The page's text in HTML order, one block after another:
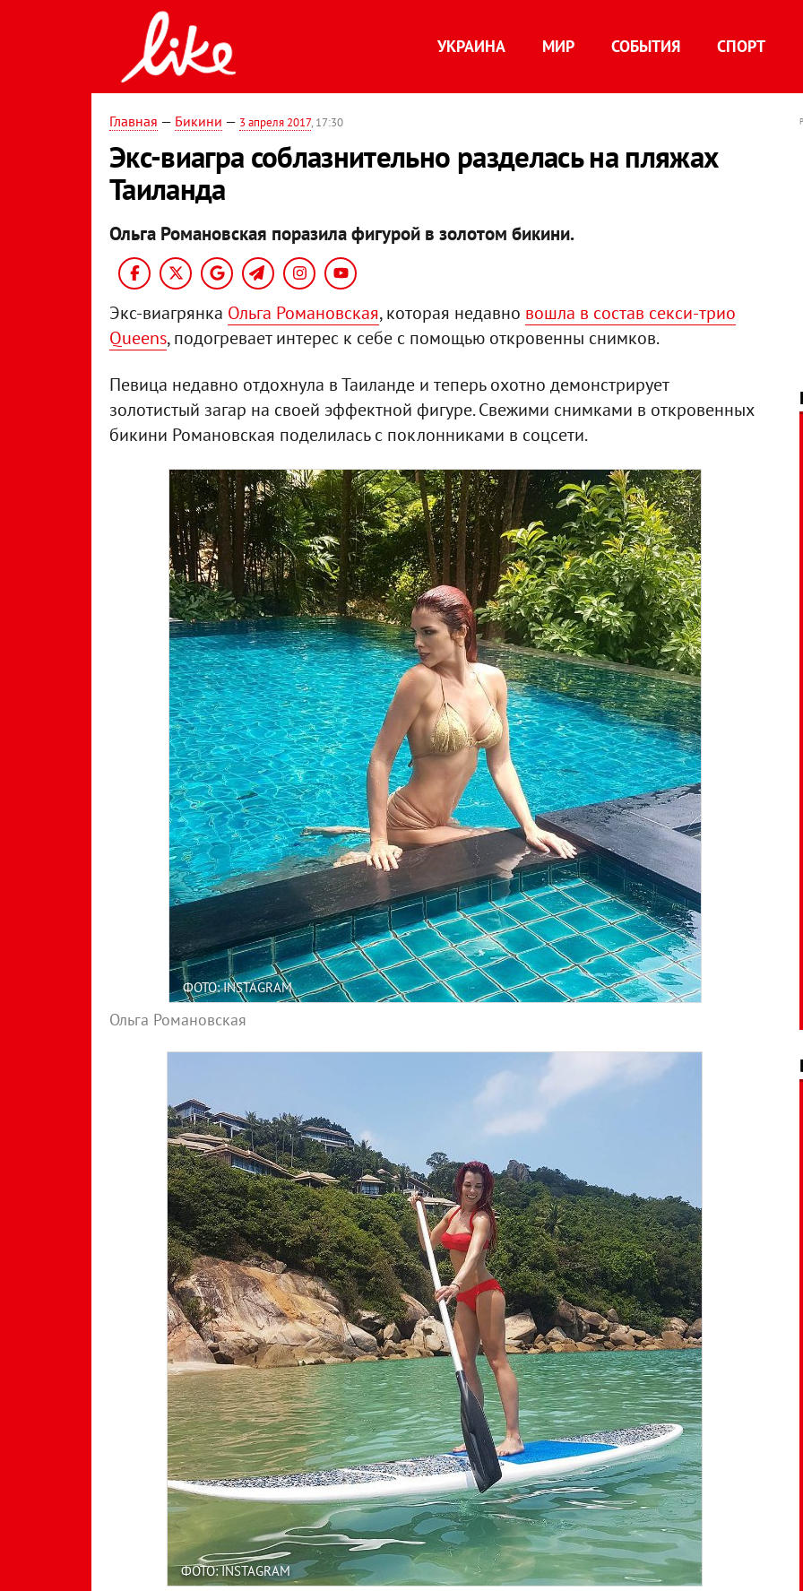
УКРАИНА МИР СОБЫТИЯ СПОРТ
Главная — Бикини — 3 апреля 2017, 17:30
Экс-виагра соблазнительно разделась на пляжах
Таиланда
Ольга Романовская поразила фигурой в золотом бикини.
Экс-виагрянка Ольга Романовская, которая недавно вошла в состав секси-трио
Queens, подогревает интерес к себе с помощью откровенны снимков.
Певица недавно отдохнула в Таиланде и теперь охотно демонстрирует
золотистый загар на своей эффектной фигуре. Свежими снимками в откровенных
бикини Романовская поделилась с поклонниками в соцсети.
ФОТО: INSTAGRAM
Ольга Романовская
ФОТО: INSTAGRAM